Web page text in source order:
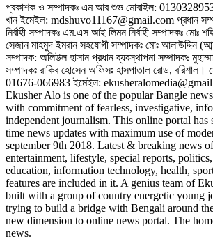
প্রকাশক ও সম্পাদকঃ এম আর শুভ মোবাইল:
খান ইমেইল: mdshuvo11167@gmail.com প্রধান
নির্বাহী সম্পাদকঃ এম.এস আই লিমন নির্বাহী সম্পাদকঃ মোঃ
সেজান মাহমুদ ইমরান সহযোগী সম্পাদকঃ মোঃ আলাউদ্দিন
সম্পাদক: অলিউল হাসান প্রধান ব্যবস্থাপনা সম্পাদকঃ
সম্পাদকঃ রাকিব হোসেন অফিসঃ হাসপাতাল রোড,
01676-066983 ইমেইল:
Ekusher Alo is one of the popular Bangle
with commitment of fearless, investigative,
independent journalism. This online portal has
time news updates with maximum use of
september 9th 2018. Latest & breaking news
entertainment, lifestyle, special reports,
education, information technology, health,
features are included in it. A genius team of
built with a group of country energetic young
trying to build a bridge with Bengali around
new dimension to online news portal. The
news.